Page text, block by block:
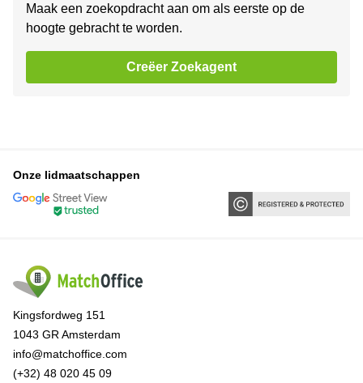
Maak een zoekopdracht aan om als eerste op de
hoogte gebracht te worden.
Creëer Zoekagent
Onze lidmaatschappen
Kingsfordweg 151
1043 GR Amsterdam
info@matchoffice.com
(+32) 48 020 45 09